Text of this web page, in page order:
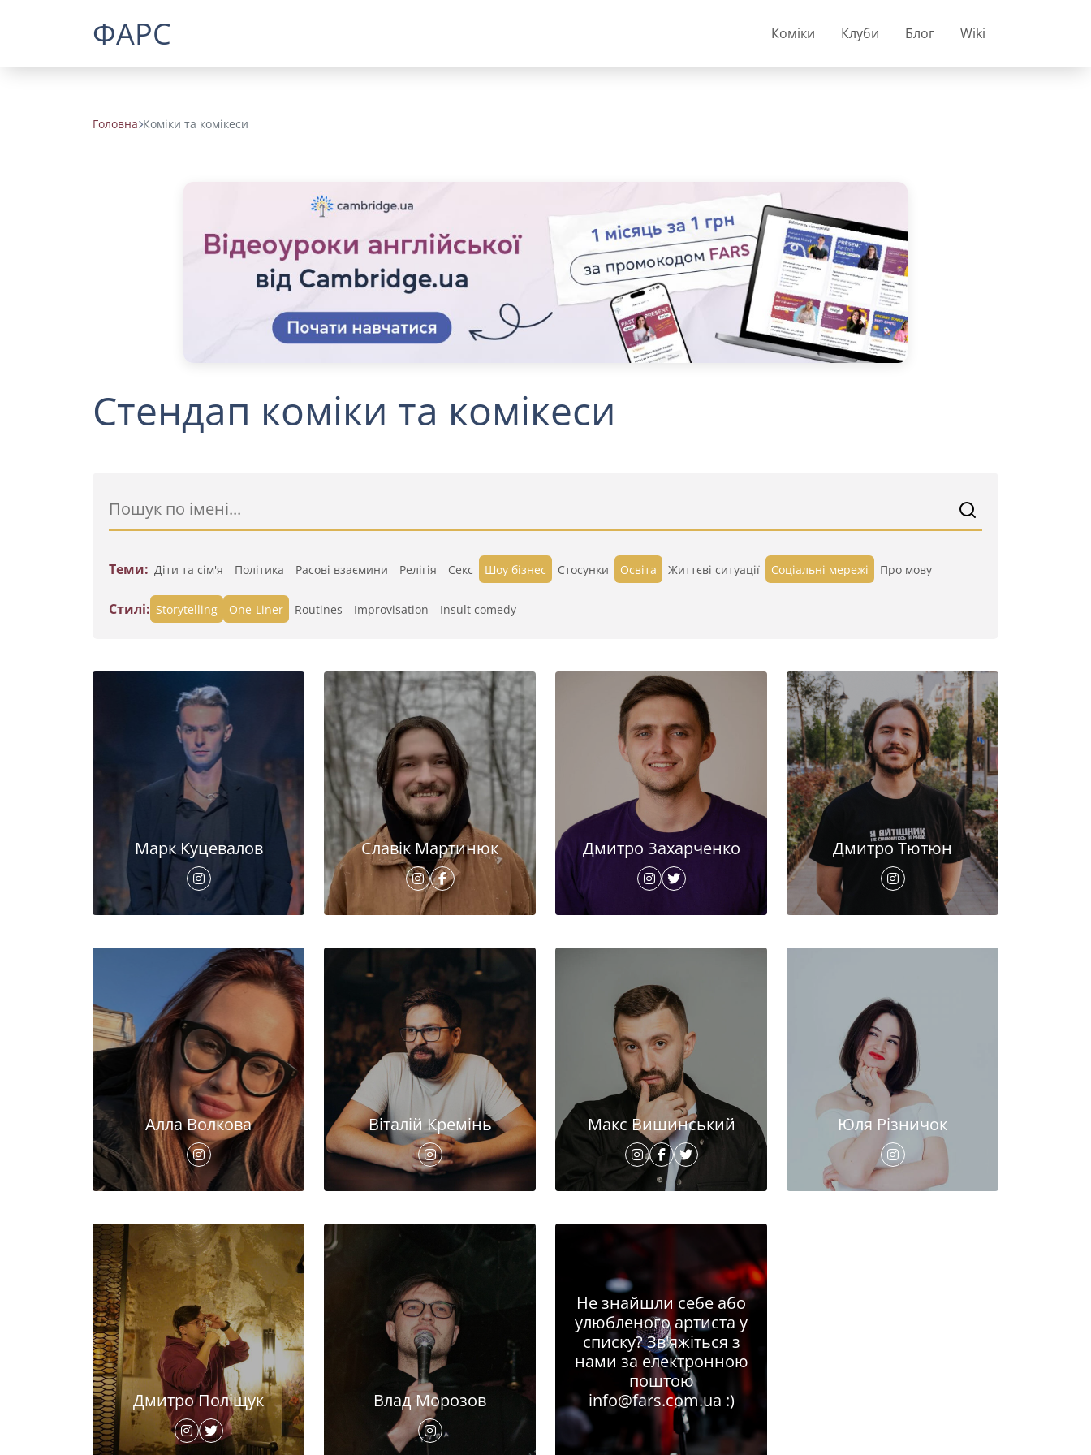
ФАРС Коміки Клуби Блог Wiki
Головна Коміки та комікеси
Стендап коміки та комікеси
Теми: Діти та сім'я Політика Расові взаємини Релігія Секс Шоу бізнес Стосунки Освіта Життєві ситуації Cоціальні мережі Про мову
Стилі: Storytelling One-Liner Routines Improvisation Insult comedy
Марк Куцевалов Славік Мартинюк Дмитро Захарченко Дмитро Тютюн
Алла Волкова Віталій Кремінь Макс Вишинський Юля Різничок
Дмитро Поліщук Влад Морозов
Не знайшли себе або
улюбленого артиста у
списку? Зв'яжіться з
нами за електронною
поштою
info@fars.com.ua :)